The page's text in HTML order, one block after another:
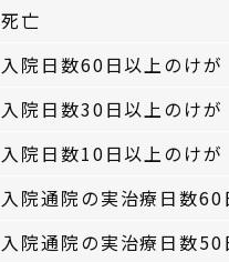
死亡
入院日数60日以上のけが
入院日数30日以上のけが
入院日数10日以上のけが
入院通院の実治療日数
入院通院の実治療日数